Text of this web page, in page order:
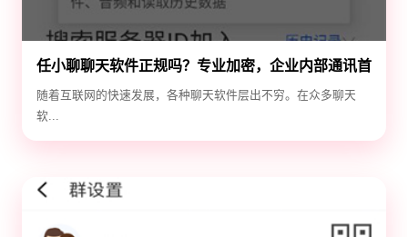
任小聊聊天软件正规吗？专业加密，企业内部通讯首
选！
随着互联网的快速发展，各种聊天软件层出不穷。在众多聊天
软...